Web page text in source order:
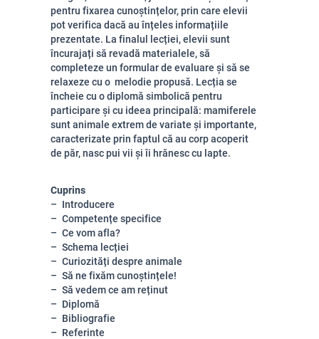
pentru fixarea cunoștințelor, prin care elevii
pot verifica dacă au înțeles informațiile
prezentate. La finalul lecției, elevii sunt
încurajați să revadă materialele, să
completeze un formular de evaluare și să se
relaxeze cu o melodie propusă. Lecția se
încheie cu o diplomă simbolică pentru
participare și cu ideea principală: mamiferele
sunt animale extrem de variate și importante,
caracterizate prin faptul că au corp acoperit
de păr, nasc pui vii și îi hrănesc cu lapte.
Cuprins
Introducere
Competențe specifice
Ce vom afla?
Schema lecției
Curiozități despre animale
Să ne fixăm cunoștințele!
Să vedem ce am reținut
Diplomă
Bibliografie
Referinte